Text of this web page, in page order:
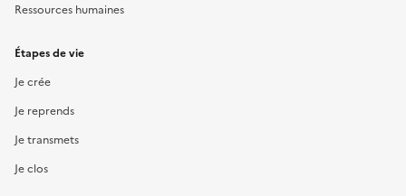
Ressources humaines
Étapes de vie
Je crée
Je reprends
Je transmets
Je clos